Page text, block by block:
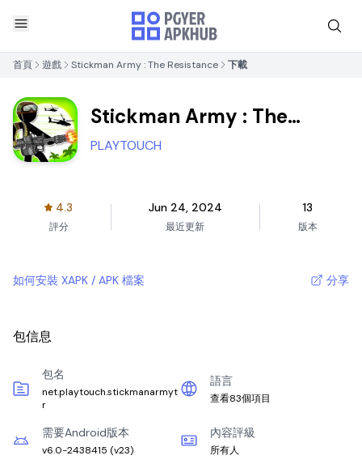
首頁 遊戲 Stickman Army : The Resistance 下載
Stickman Army : The
Resistance
PLAYTOUCH
4.3
評分
Jun 24, 2024
最近更新
13
版本
如何安裝 XAPK / APK 檔案 分享
包信息
包名
net.playtouch.stickmanarmyt
r
語言
查看83個項目
需要Android版本
v6.0-2438415 (v23)
內容評級
所有人